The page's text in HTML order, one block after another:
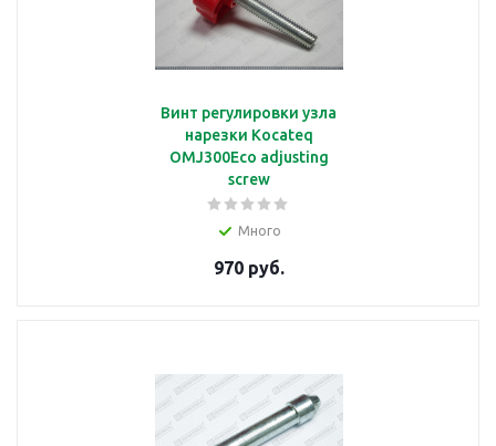
Винт регулировки узла
нарезки Kocateq
OMJ300Eco adjusting
screw
Много
970 руб.